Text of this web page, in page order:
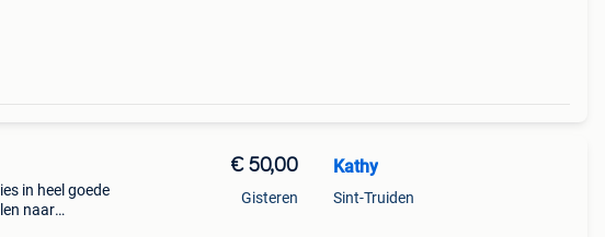
in heel goede
naar
€ 50,00
Gisteren
Kathy
Sint-Truiden